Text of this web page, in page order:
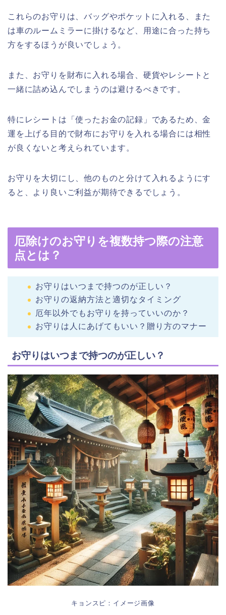
これらのお守りは、バッグやポケットに入れる、また
は車のルームミラーに掛けるなど、用途に合った持ち
方をするほうが良いでしょう。
また、お守りを財布に入れる場合、硬貨やレシートと
一緒に詰め込んでしまうのは避けるべきです。
特にレシートは「使ったお金の記録」であるため、金
運を上げる目的で財布にお守りを入れる場合には相性
が良くないと考えられています。
お守りを大切にし、他のものと分けて入れるようにす
ると、より良いご利益が期待できるでしょう。
厄除けのお守りを複数持つ際の注意
点とは？
お守りはいつまで持つのが正しい？
お守りの返納方法と適切なタイミング
厄年以外でもお守りを持っていいのか？
お守りは人にあげてもいい？贈り方のマナー
お守りはいつまで持つのが正しい？
キョンスピ：イメージ画像